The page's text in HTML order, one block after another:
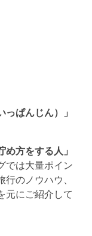
っぱんじん）」
め方をする人」
では大量ポイン
行のノウハウ、
元にご紹介して